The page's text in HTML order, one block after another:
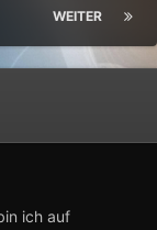
WEITER
ich auf